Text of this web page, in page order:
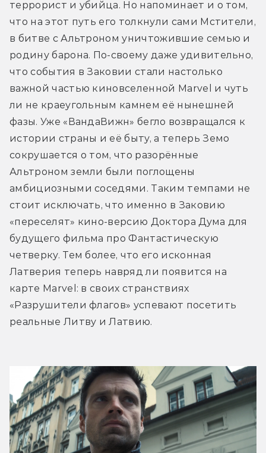
террорист и убийца. Но напоминает и о том,
что на этот путь его толкнули сами Мстители,
в битве с Альтроном уничтожившие семью и
родину барона. По-своему даже удивительно,
что события в Заковии стали настолько
важной частью киновселенной Marvel и чуть
ли не краеугольным камнем её нынешней
фазы. Уже «ВандаВижн» бегло возвращался к
истории страны и её быту, а теперь Земо
сокрушается о том, что разорённые
Альтроном земли были поглощены
амбициозными соседями. Таким темпами не
стоит исключать, что именно в Заковию
«переселят» кино-версию Доктора Дума для
будущего фильма про Фантастическую
четверку. Тем более, что его исконная
Латверия теперь навряд ли появится на
карте Marvel: в своих странствиях
«Разрушители флагов» успевают посетить
реальные Литву и Латвию.